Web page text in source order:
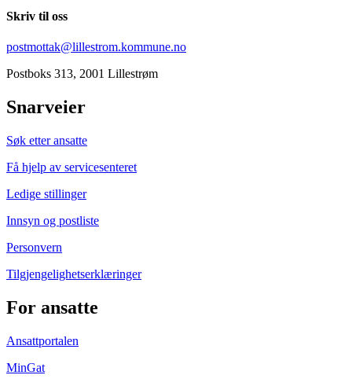
Skriv til oss
postmottak@lillestrom.kommune.no
Postboks 313, 2001 Lillestrøm
Snarveier
Søk etter ansatte
Få hjelp av servicesenteret
Ledige stillinger
Innsyn og postliste
Personvern
Tilgjengelighetserklæringer
For ansatte
Ansattportalen
MinGat